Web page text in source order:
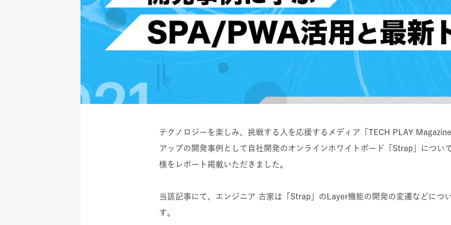
テクノロジーを楽しみ、挑戦する人を応援するメディア「TECH PLAY
アップの開発事例として自社開発のオンラインホワイトボード「Strap」につい
様をレポート掲載いただきました。
当該記事にて、エンジニア 古家は「Strap」のLayer機能の開発の変遷などにつ
す。